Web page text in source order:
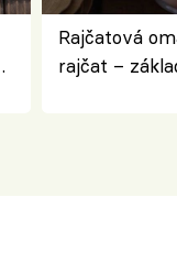
Rajčatová
rajčat –